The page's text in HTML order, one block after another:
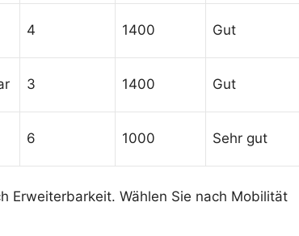
4 1400 Gut
3 1400 Gut
6 1000 Sehr gut
Erweiterbarkeit. Wählen Sie nach Mobilität